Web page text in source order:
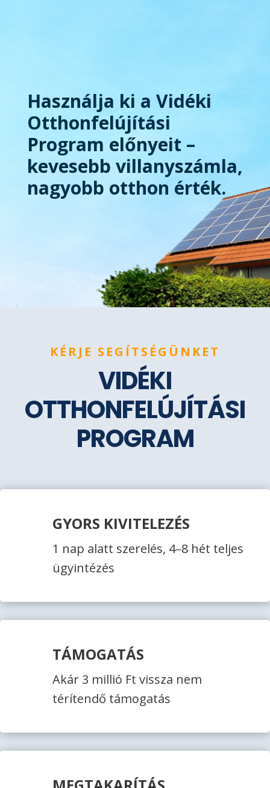
Használja ki a Vidéki
Otthonfelújítási
Program előnyeit –
kevesebb villanyszámla,
nagyobb otthon érték.
KÉRJE SEGÍTSÉGÜNKET
VIDÉKI
OTTHONFELÚJÍTÁSI
PROGRAM
GYORS KIVITELEZÉS
1 nap alatt szerelés, 4–8 hét teljes
ügyintézés
TÁMOGATÁS
Akár 3 millió Ft vissza nem
térítendő támogatás